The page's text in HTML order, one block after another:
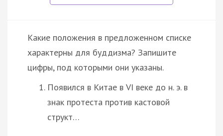
Какие положения в предложенном списке
характерны для буддизма? Запишите
цифры, под которыми они указаны.
Появился в Китае в VI веке до н. э. в
знак протеста против кастовой
структ…